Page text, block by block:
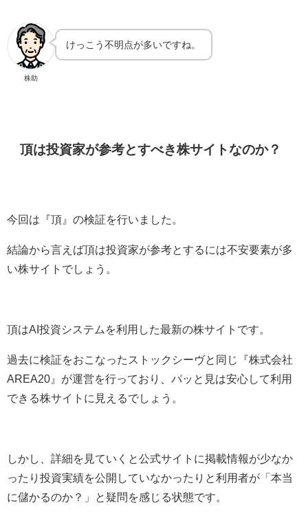
株助
けっこう不明点が多いですね。
頂は投資家が参考とすべき株サイトなのか？
今回は『頂』の検証を行いました。
結論から言えば頂は投資家が参考とするには不安要素が多
い株サイトでしょう。
頂はAI投資システムを利用した最新の株サイトです。
過去に検証をおこなったストックシーヴと同じ『株式会社
AREA20』が運営を行っており、パッと見は安心して利用
できる株サイトに見えるでしょう。
しかし、詳細を見ていくと公式サイトに掲載情報が少なか
ったり投資実績を公開していなかったりと利用者が「本当
に儲かるのか？」と疑問を感じる状態です。